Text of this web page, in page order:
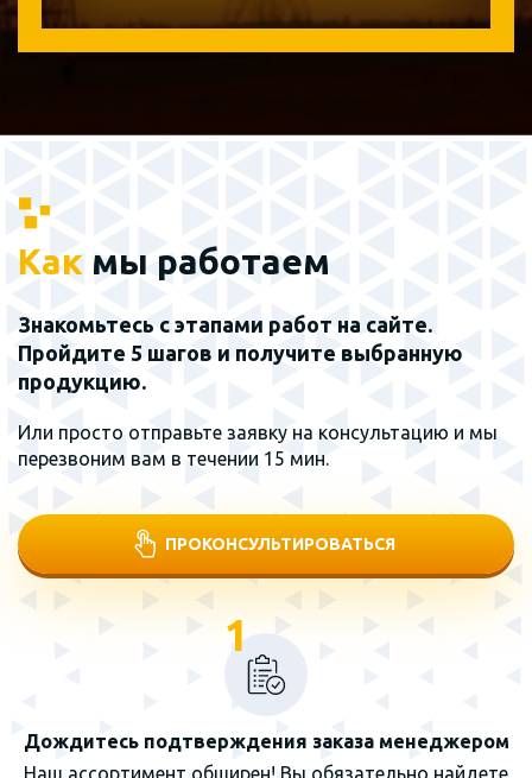
Как мы работаем
Знакомьтесь с этапами работ на сайте.
Пройдите 5 шагов и получите выбранную
продукцию.
Или просто отправьте заявку на консультацию и мы
перезвоним вам в течении 15 мин.
ПРОКОНСУЛЬТИРОВАТЬСЯ
1
Дождитесь подтверждения заказа менеджером
Наш ассортимент обширен! Вы обязательно найдете